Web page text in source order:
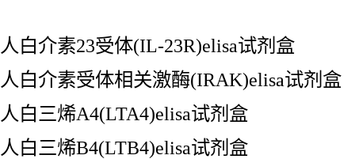
人白介素23受体(IL-23R)elisa试剂盒
人白介素受体相关激酶(IRAK)elisa试剂盒
人白三烯A4(LTA4)elisa试剂盒
人白三烯B4(LTB4)elisa试剂盒